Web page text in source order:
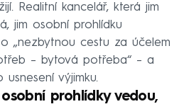
Realitní kancelář, která jim
jim osobní prohlídku
„nezbytnou cestu za účelem
– bytová potřeba“ – a
výjimku.
prohlídky vedou,